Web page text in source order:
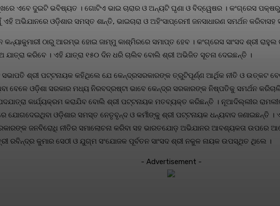
ଏବେ ଦୁଇଟି ଭବିଷ୍ୟତ । ଗୋଟିଏ ଭାଇ ଚାରାର ଓ ଅନ୍ୟଟି ଘୃଣା ଓ ବିଦ୍ୱେଷର । କଂଗ୍ରେସ
ଅଭିଯାନରେ ଓଡ଼ିଶାର ସମସ୍ତ ଶାନ୍ତି, ଭାଇଚାରା ଓ ଅହିଂସାପ୍ରେମୀ ଜନସାଧାରଣ ସମର୍ଥନ
ଠାରୁ ଆରମ୍ଭ ହୋଇ ଜାମ୍ମୁ କାଶ୍ମିରରେ ସମାପ୍ତ ହେବ । କଂଗ୍ରେସ ସାଂସଦ ଶ୍ରୀ
କରିବେ । ଏହି ଯାତ୍ରା ୧୫୦ ଦିନ ଧରି ଚାଲିବ ବୋଲି ଶ୍ରୀ ଅଭିଜିତ ସୂଚନା ଦେଇଛନ୍ତି ।
ଶ୍ରୀ ପଟ୍ଟନାୟକ କହିଥିଲେ ଯେ କେନ୍ଦ୍ରସରକାରଙ୍କ ତ୍ରୁଟିପୂର୍ଣ୍ଣ ଆର୍ଥିକ ନୀତି ଓ ଉତ୍କଟ
ବେଳେ ଓଡ଼ିଶା ସରକାର ମଧ୍ୟ ନିରବଦ୍ରଷ୍ଟା ଭାବେ କେନ୍ଦ୍ର ସରକାରଙ୍କ ନିଷ୍ପତିକୁ ସମର୍ଥନ
କାର୍ଯ୍ୟକ୍ରମ କରାଯିବ ବୋଲି ଶ୍ରୀ ପଟ୍ଟନାୟକ ମତବ୍ୟକ୍ତ କରିଛନ୍ତି । ନୂଆଦିଲ୍ଲୀର
ଯୋଗଦେଇଥିବା ଓଡ଼ିଶାର ସମସ୍ତ ନେତୃବୃନ୍ଦ ଓ କର୍ମୀଙ୍କୁ ଶ୍ରୀ ପଟ୍ଟନାୟକ ଧନ୍ୟବାଦ ଜଣାଇଛନ୍ତି
ଜନବିରୋଧି ନୀତିର ସମାଲୋଚନା କରିବା ସହ ଭାରତଯୋଡ଼ ଅଭିଯାନର ଆବଶ୍ୟକତା ଉପରେ
ରବିନ୍ଦ୍ର କୁମାର ସେଠୀ ଓ ଯୁଗ୍ମ ସଂଯୋଜକ ପୂର୍ବତନ ସାଂସଦ ଶ୍ରୀ ନକୁଳ ନାୟକ ଉପସ୍ଥିତ ଥିଲେ ।
- Advertisement -